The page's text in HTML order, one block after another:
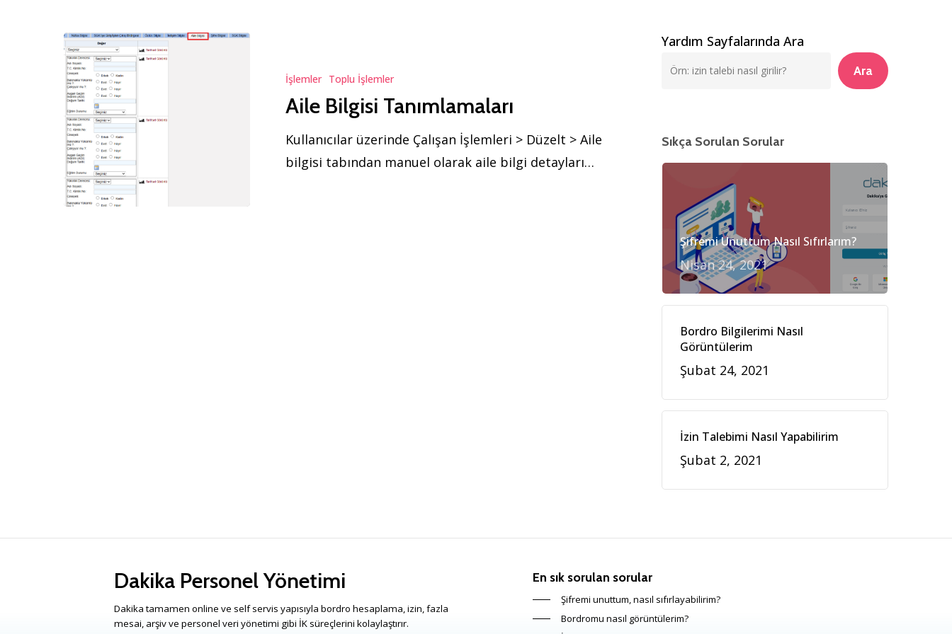
Tanımlamaları
İşlemler Toplu İşlemler
Aile Bilgisi Tanımlamaları
Kullanıcılar üzerinde Çalışan İşlemleri > Düzelt > Aile
bilgisi tabından manuel olarak aile bilgi detayları…
Yardım Sayfalarında Ara
Ara
Sıkça Sorulan Sorular
Şifremi Unuttum Nasıl Sıfırlarım?
Nisan 24, 2021
Bordro Bilgilerimi Nasıl
Görüntülerim
Şubat 24, 2021
İzin Talebimi Nasıl Yapabilirim
Şubat 2, 2021
Dakika Personel Yönetimi
Dakika tamamen online ve self servis yapısıyla bordro hesaplama, izin, fazla
mesai, arşiv ve personel veri yönetimi gibi İK süreçlerini kolaylaştırır.
En sık sorulan sorular
Şifremi unuttum, nasıl sıfırlayabilirim?
Bordromu nasıl görüntülerim?